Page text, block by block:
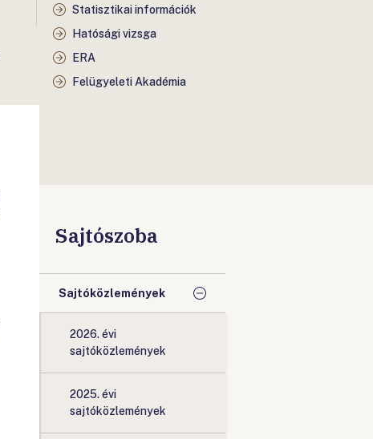
Statisztikai információk
Hatósági vizsga
ERA
Felügyeleti Akadémia
Sajtószoba
Sajtóközlemények
2026. évi
sajtóközlemények
2025. évi
sajtóközlemények